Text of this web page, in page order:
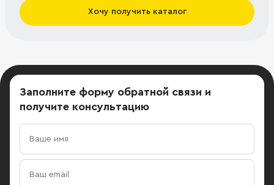
Хочу получить каталог
Заполните форму обратной связи и
получите консультацию